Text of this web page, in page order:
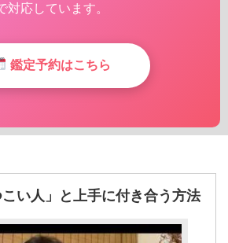
対応しています。
鑑定予約はこちら
こい人」と上手に付き合う方法